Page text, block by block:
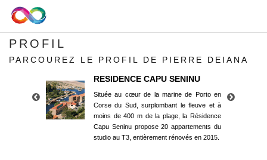
PROFIL
PARCOUREZ LE PROFIL DE PIERRE DEIANA
RESIDENCE CAPU SENINU
Située au cœur de la marine de Porto en
Corse du Sud, surplombant le fleuve et à
moins de 400 m de la plage, la Résidence
Capu Seninu propose 20 appartements du
studio au T3, entièrement rénovés en 2015.